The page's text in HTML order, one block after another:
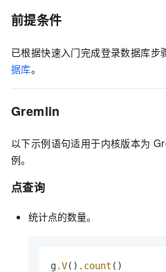
前提条件
已根据快速入门完成登录数据库步
据库。
Gremlin
以下示例语句适用于内核版本为
例。
点查询
统计点的数量。
g.V() .count ()